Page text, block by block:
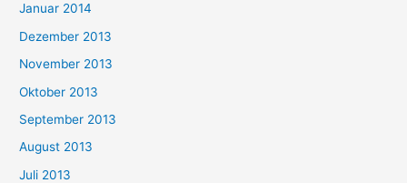
Januar 2014
Dezember 2013
November 2013
Oktober 2013
September 2013
August 2013
Juli 2013